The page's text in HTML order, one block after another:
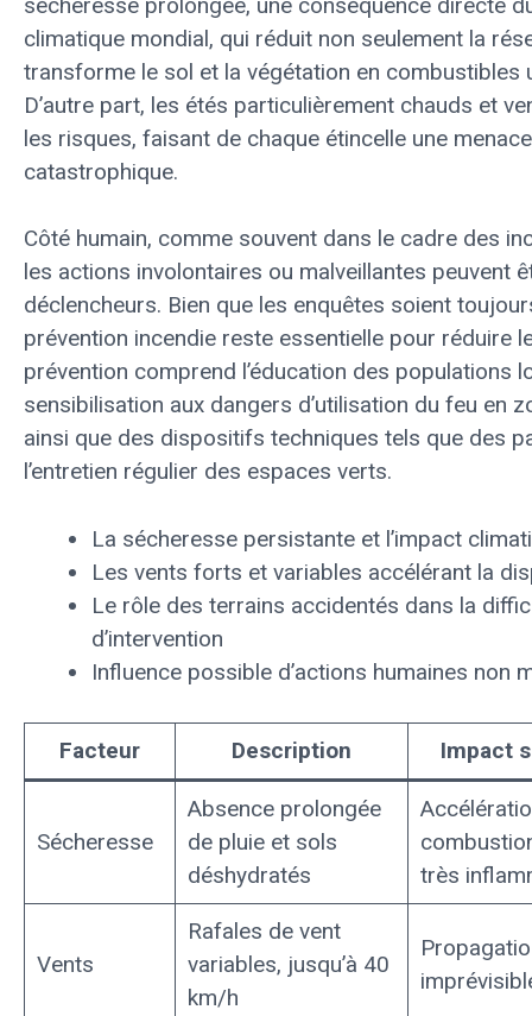
climatique mondial, qui réduit non seulement la
transforme le sol et la végétation en combustibles
D’autre part, les étés particulièrement chauds et
les risques, faisant de chaque étincelle une
catastrophique.
Côté humain, comme souvent dans le cadre des
les actions involontaires ou malveillantes peuvent
déclencheurs. Bien que les enquêtes soient
prévention incendie reste essentielle pour réduire
prévention comprend l’éducation des populations
sensibilisation aux dangers d’utilisation du feu en
ainsi que des dispositifs techniques tels que des
l’entretien régulier des espaces verts.
La sécheresse persistante et l’impact
Les vents forts et variables accélérant la
Le rôle des terrains accidentés dans la
d’intervention
Influence possible d’actions humaines non
Facteur Description Impact
Sécheresse
Absence prolongée
de pluie et sols
déshydratés
très
Vents
Rafales de vent
variables, jusqu’à 40
km/h